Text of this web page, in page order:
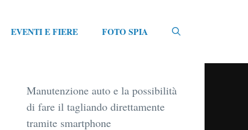
EVENTI E FIERE FOTO SPIA
Manutenzione auto e la possibilità
di fare il tagliando direttamente
tramite smartphone